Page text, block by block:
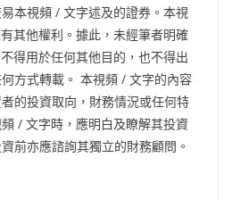
本視頻 / 文字述及的證券。本視
其他權利。據此，未經筆者明確
得用於任何其他目的，也不得出
方式轉載。 本視頻 / 文字的內容
的投資取向，財務情況或任何特
/ 文字時，應明白及瞭解其投資
前亦應諮詢其獨立的財務顧問。